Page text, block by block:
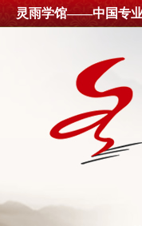
灵雨学馆——中国专业